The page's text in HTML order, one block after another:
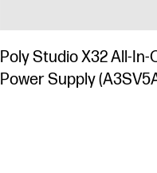
Poly Studio X32 All-
Power Supply